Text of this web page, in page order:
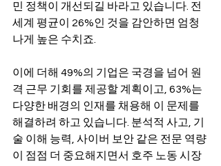
민 정책이 개선되길 바라고 있습니다. 전
세계 평균이 26%인 것을 감안하면 엄청
나게 높은 수치죠.
이에 더해 49%의 기업은 국경을 넘어 원
격 근무 기회를 제공할 계획이고, 63%는
다양한 배경의 인재를 채용해 이 문제를
해결하려 하고 있습니다. 분석적 사고, 기
술 이해 능력, 사이버 보안 같은 전문 역량
이 점점 더 중요해지면서 호주 노동 시장